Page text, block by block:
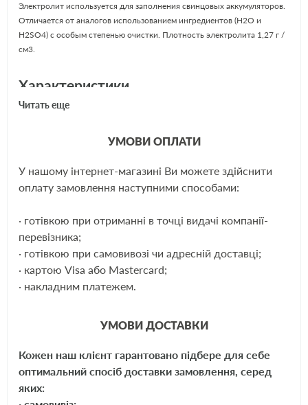
Электролит используется для заполнения свинцовых аккумуляторов.
Отличается от аналогов использованием ингредиентов (H2O и
H2SO4) с особым степенью очистки. Плотность электролита 1,27 г /
см3.
Характеристики
механических включений
Массовая концентрация железа
(Fe), %, не более
ЩЕ
Читать еще
УМОВИ ОПЛАТИ
У нашому інтернет-магазині Ви можете здійснити
оплату замовлення наступними способами:
· готівкою при отриманні в точці видачі компанії-
перевізника;
· готівкою при самовивозі чи адресній доставці;
· картою Visa або Mastercard;
· накладним платежем.
УМОВИ ДОСТАВКИ
Кожен наш клієнт гарантовано підбере для себе
оптимальний спосіб доставки замовлення, серед
яких: